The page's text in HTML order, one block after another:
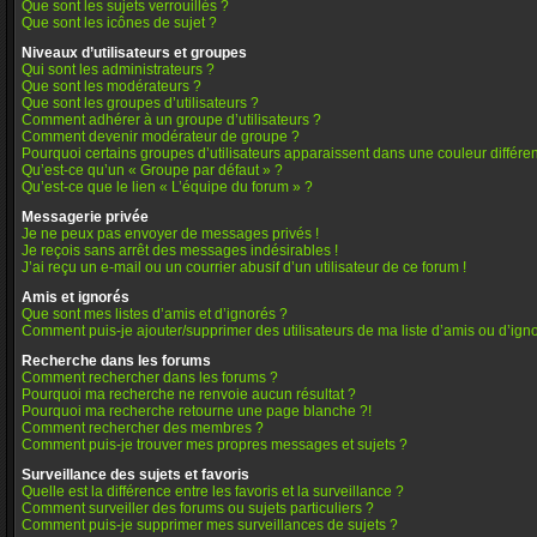
Que sont les sujets verrouillés ?
Que sont les icônes de sujet ?
Niveaux d’utilisateurs et groupes
Qui sont les administrateurs ?
Que sont les modérateurs ?
Que sont les groupes d’utilisateurs ?
Comment adhérer à un groupe d’utilisateurs ?
Comment devenir modérateur de groupe ?
Pourquoi certains groupes d’utilisateurs apparaissent dans une couleur
Qu’est-ce qu’un « Groupe par défaut » ?
Qu’est-ce que le lien « L’équipe du forum » ?
Messagerie privée
Je ne peux pas envoyer de messages privés !
Je reçois sans arrêt des messages indésirables !
J’ai reçu un e-mail ou un courrier abusif d’un utilisateur de ce forum !
Amis et ignorés
Que sont mes listes d’amis et d’ignorés ?
Comment puis-je ajouter/supprimer des utilisateurs de ma liste d’amis ou
Recherche dans les forums
Comment rechercher dans les forums ?
Pourquoi ma recherche ne renvoie aucun résultat ?
Pourquoi ma recherche retourne une page blanche ?!
Comment rechercher des membres ?
Comment puis-je trouver mes propres messages et sujets ?
Surveillance des sujets et favoris
Quelle est la différence entre les favoris et la surveillance ?
Comment surveiller des forums ou sujets particuliers ?
Comment puis-je supprimer mes surveillances de sujets ?